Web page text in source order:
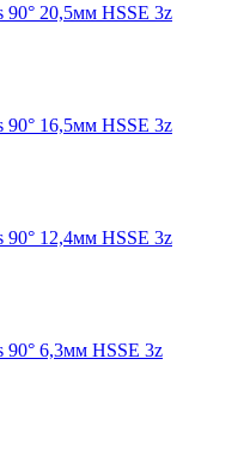
90° 20,5мм HSSE 3z
90° 16,5мм HSSE 3z
90° 12,4мм HSSE 3z
90° 6,3мм HSSE 3z